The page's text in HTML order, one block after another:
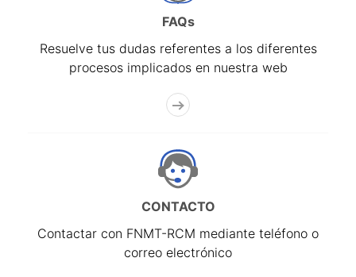
FAQs
Resuelve tus dudas referentes a los diferentes
procesos implicados en nuestra web
CONTACTO
Contactar con FNMT-RCM mediante teléfono o
correo electrónico